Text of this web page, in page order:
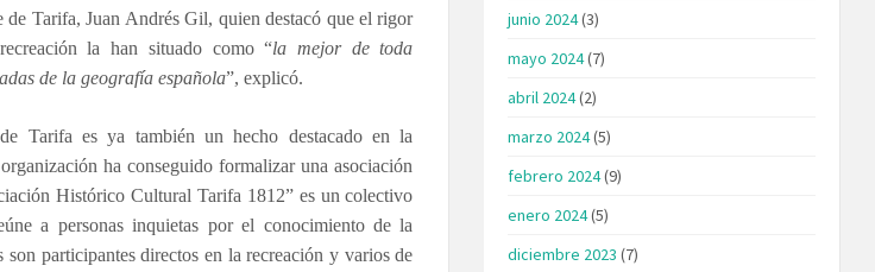
Tarifa, Juan Andrés Gil, quien destacó que el rigor
la han situado como “la mejor de toda
de la geografía española”, explicó.
Tarifa es ya también un hecho destacado en la
ha conseguido formalizar una asociación
Histórico Cultural Tarifa 1812” es un colectivo
a personas inquietas por el conocimiento de la
participantes directos en la recreación y varios de
junio 2024(3)
mayo 2024(7)
abril 2024(2)
marzo 2024(5)
febrero 2024(9)
enero 2024(5)
diciembre 2023 (7)